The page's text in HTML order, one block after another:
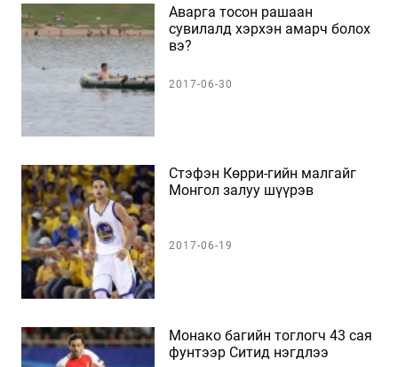
Аварга тосон рашаан
сувилалд хэрхэн амарч болох
вэ?
2017-06-30
Стэфэн Көрри-гийн малгайг
Монгол залуу шүүрэв
2017-06-19
Монако багийн тоглогч 43 сая
фунтээр Ситид нэгдлээ